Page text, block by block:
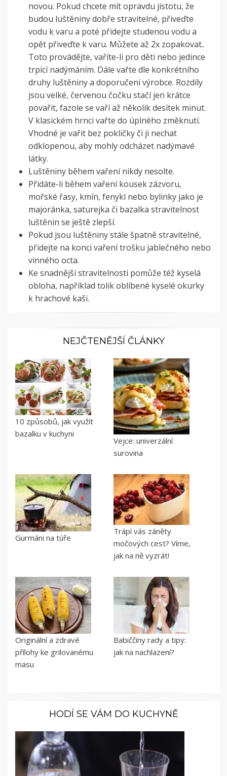
novou. Pokud chcete mít opravdu jistotu, že
budou luštěniny dobře stravitelné, přiveďte
vodu k varu a poté přidejte studenou vodu a
opět přiveďte k varu. Můžete až 2x zopakovat..
Toto provádějte, vaříte-li pro děti nebo jedince
trpící nadýmáním. Dále vařte dle konkrétního
druhy luštěniny a doporučení výrobce. Rozdíly
jsou velké, červenou čočku stačí jen krátce
povařit, fazole se vaří až několik desítek minut.
V klasickém hrnci vařte do úplného změknutí.
Vhodné je vařit bez pokličky či ji nechat
odklopenou, aby mohly odcházet nadýmavé
látky.
Luštěniny během vaření nikdy nesolte.
Přidáte-li během vaření kousek zázvoru,
mořské řasy, kmín, fenykl nebo bylinky jako je
majoránka, saturejka či bazalka stravitelnost
luštěnin se ještě zlepší.
Pokud jsou luštěniny stále špatně stravitelné,
přidejte na konci vaření trošku jablečného nebo
vinného octa.
Ke snadnější stravitelnosti pomůže též kyselá
obloha, například tolik oblíbené kyselé okurky
k hrachové kaši.
NEJČTENĚJŠÍ ČLÁNKY
10 způsobů, jak využít
bazalku v kuchyni
Vejce: univerzální
surovina
Gurmáni na túře
Trápí vás záněty
močových cest? Víme,
jak na ně vyzrát!
Originální a zdravé
přílohy ke grilovanému
masu
Babiččiny rady a tipy:
jak na nachlazení?
HODÍ SE VÁM DO KUCHYNĚ